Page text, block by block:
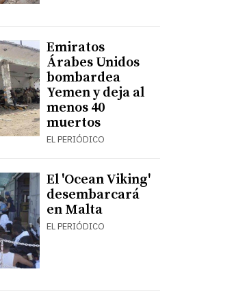
Emiratos
Árabes Unidos
bombardea
Yemen y deja al
menos 40
muertos
EL PERIÓDICO
El 'Ocean Viking'
desembarcará
en Malta
EL PERIÓDICO